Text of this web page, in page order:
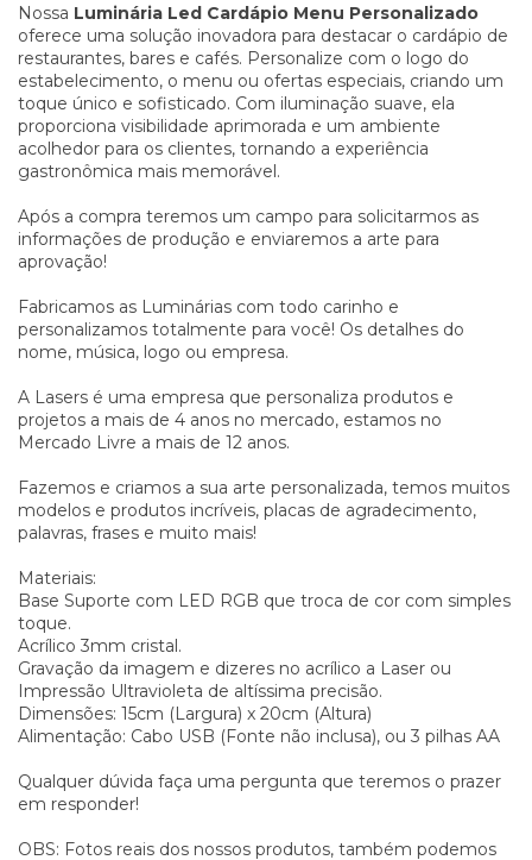
Nossa Luminária Led Cardápio Menu Personalizado
oferece uma solução inovadora para destacar o cardápio de
restaurantes, bares e cafés. Personalize com o logo do
estabelecimento, o menu ou ofertas especiais, criando um
toque único e sofisticado. Com iluminação suave, ela
proporciona visibilidade aprimorada e um ambiente
acolhedor para os clientes, tornando a experiência
gastronômica mais memorável.
Após a compra teremos um campo para solicitarmos as
informações de produção e enviaremos a arte para
aprovação!
Fabricamos as Luminárias com todo carinho e
personalizamos totalmente para você! Os detalhes do
nome, música, logo ou empresa.
A Lasers é uma empresa que personaliza produtos e
projetos a mais de 4 anos no mercado, estamos no
Mercado Livre a mais de 12 anos.
Fazemos e criamos a sua arte personalizada, temos muitos
modelos e produtos incríveis, placas de agradecimento,
palavras, frases e muito mais!
Materiais:
Base Suporte com LED RGB que troca de cor com simples
toque.
Acrílico 3mm cristal.
Gravação da imagem e dizeres no acrílico a Laser ou
Impressão Ultravioleta de altíssima precisão.
Dimensões: 15cm (Largura) x 20cm (Altura)
Alimentação: Cabo USB (Fonte não inclusa), ou 3 pilhas AA
Qualquer dúvida faça uma pergunta que teremos o prazer
em responder!
OBS: Fotos reais dos nossos produtos, também podemos